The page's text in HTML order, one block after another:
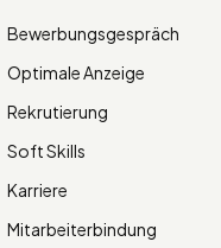
Bewerbungsgespräch
Optimale Anzeige
Rekrutierung
Soft Skills
Karriere
Mitarbeiterbindung